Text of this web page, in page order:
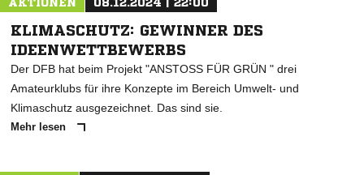
AKTIONEN 08.12.2024 | 22:00
KLIMASCHUTZ: GEWINNER DES
IDEENWETTBEWERBS
Der DFB hat beim Projekt "ANSTOSS FÜR GRÜN " drei
Amateurklubs für ihre Konzepte im Bereich Umwelt- und
Klimaschutz ausgezeichnet. Das sind sie.
Mehr lesen